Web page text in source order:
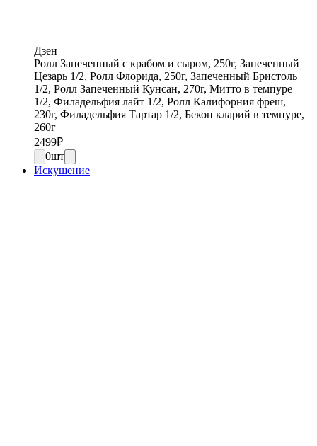
Дзен
Ролл Запеченный с крабом и сыром, 250г, Запеченный
Цезарь 1/2, Ролл Флорида, 250г, Запеченный Бристоль
1/2, Ролл Запеченный Кунсан, 270г, Митто в темпуре
1/2, Филадельфия лайт 1/2, Ролл Калифорния фреш,
230г, Филадельфия Тартар 1/2, Бекон кларий в темпуре,
260г
2499₽
0шт
Искушение